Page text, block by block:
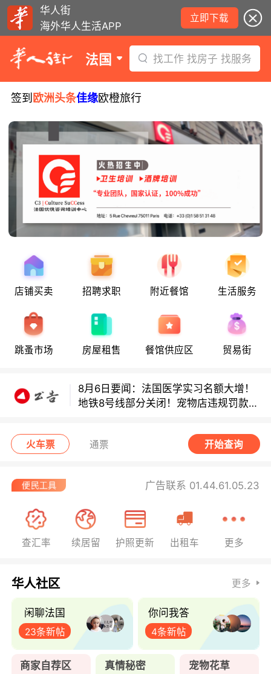
华人街
海外华人生活APP
立即下载
法国 找工作 找房子 找服务
签到 欧洲头条佳缘欧橙旅行
店铺买卖 招聘求职 附近餐馆 生活服务
跳蚤市场 房屋租售 餐馆供应区 贸易街
地铁8号线部分关闭！宠物店违规罚款出
巴黎地铁音乐家海选启动！
8月6日要闻：法国医学实习名额大增！
地铁8号线部分关闭！宠物店违规罚款出
巴黎地铁音乐家海选启动！
火车票 通票 开始查询
广告联系 01.44.61.05.23
查汇率 续居留 护照更新 出租车 更多
华人社区 更多
闲聊法国
23条新帖
你问我答
4条新帖
商家自荐区 真情秘密 宠物花草